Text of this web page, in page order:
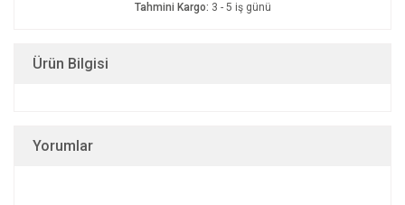
Tahmini Kargo: 3 - 5 iş günü
Ürün Bilgisi
Yorumlar